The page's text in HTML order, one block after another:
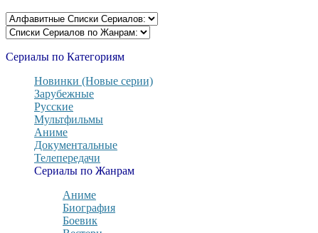
Сериалы по Категориям
Новинки (Новые серии)
Зарубежные
Русские
Мультфильмы
Аниме
Документальные
Телепередачи
Сериалы по Жанрам
Аниме
Биография
Боевик